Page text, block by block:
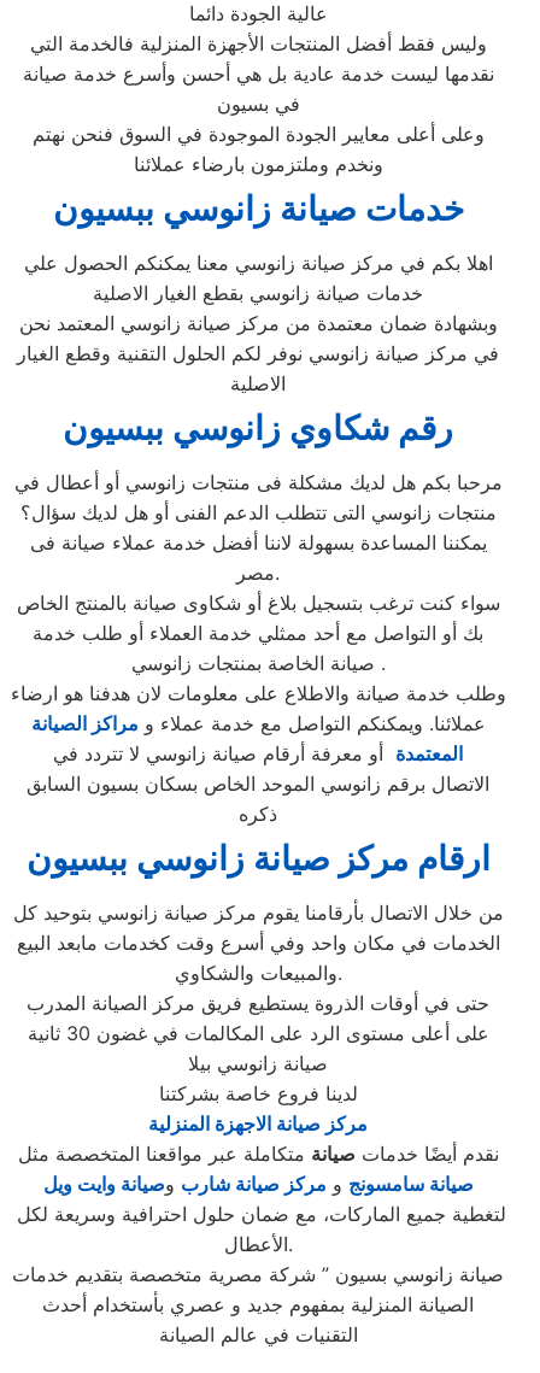
عالية الجودة دائما
وليس فقط أفضل المنتجات الأجهزة المنزلية فالخدمة التي
نقدمها ليست خدمة عادية بل هي أحسن وأسرع خدمة صيانة
في بسيون
وعلى أعلى معايير الجودة الموجودة في السوق فنحن نهتم
ونخدم وملتزمون بارضاء عملائنا
خدمات صيانة زانوسي ببسيون
اهلا بكم في مركز صيانة زانوسي معنا يمكنكم الحصول علي
خدمات صيانة زانوسي بقطع الغيار الاصلية
وبشهادة ضمان معتمدة من مركز صيانة زانوسي المعتمد نحن
في مركز صيانة زانوسي نوفر لكم الحلول التقنية وقطع الغيار
الاصلية
رقم شكاوي زانوسي ببسيون
مرحبا بكم هل لديك مشكلة فى منتجات زانوسي أو أعطال في
منتجات زانوسي التى تتطلب الدعم الفنى أو هل لديك سؤال؟
يمكننا المساعدة بسهولة لاننا أفضل خدمة عملاء صيانة فى
مصر.
سواء كنت ترغب بتسجيل بلاغ أو شكاوى صيانة بالمنتج الخاص
بك أو التواصل مع أحد ممثلي خدمة العملاء أو طلب خدمة
صيانة الخاصة بمنتجات زانوسي .
وطلب خدمة صيانة والاطلاع على معلومات لان هدفنا هو ارضاء
عملائنا. ويمكنكم التواصل مع خدمة عملاء و مراكز الصيانة
المعتمدة أو معرفة أرقام صيانة زانوسي لا تتردد في
الاتصال برقم زانوسي الموحد الخاص بسكان بسيون السابق
ذكره
ارقام مركز صيانة زانوسي ببسيون
من خلال الاتصال بأرقامنا يقوم مركز صيانة زانوسي بتوحيد كل
الخدمات في مكان واحد وفي أسرع وقت كخدمات مابعد البيع
والمبيعات والشكاوي.
حتى في أوقات الذروة يستطيع فريق مركز الصيانة المدرب
على أعلى مستوى الرد على المكالمات في غضون 30 ثانية
صيانة زانوسي بيلا
لدينا فروع خاصة بشركتنا
مركز صيانة الاجهزة المنزلية
نقدم أيضًا خدمات صيانة متكاملة عبر مواقعنا المتخصصة مثل
صيانة سامسونج و مركز صيانة شارب وصيانة وايت ويل
الأعطال.
صيانة زانوسي بسيون ” شركة مصرية متخصصة بتقديم خدمات
الصيانة المنزلية بمفهوم جديد و عصري بأستخدام أحدث
التقنيات في عالم الصيانة